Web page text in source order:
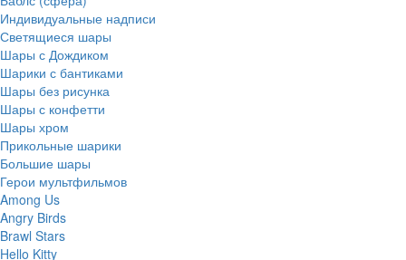
Индивидуальные надписи
Светящиеся шары
Шары с Дождиком
Шарики с бантиками
Шары без рисунка
Шары с конфетти
Шары хром
Прикольные шарики
Большие шары
Герои мультфильмов
Among Us
Angry Birds
Brawl Stars
Hello Kitty